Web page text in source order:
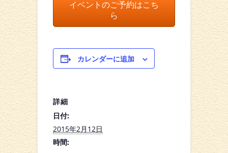
イベントのご予約はこち
ら
カレンダーに追加
詳細
日付:
2015年2月12日
時間: